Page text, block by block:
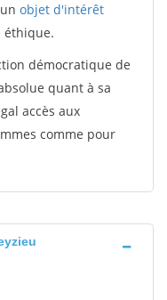
objet d'intérêt
éthique.
démocratique de
quant à sa
accès aux
comme pour